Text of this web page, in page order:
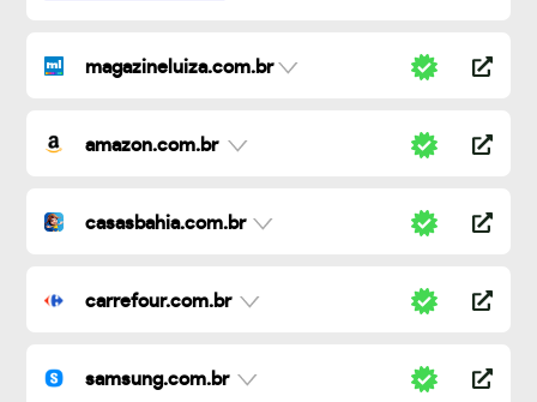
magazineluiza.com.br
amazon.com.br
casasbahia.com.br
carrefour.com.br
samsung.com.br